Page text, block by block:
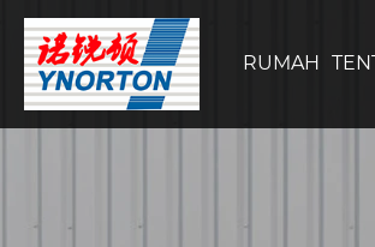
RUMAH